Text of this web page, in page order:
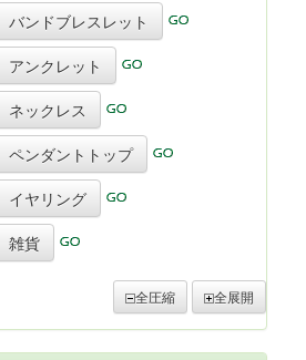
バンドブレスレット
アンクレット
ネックレス
ペンダントトップ
イヤリング
雑貨
全圧縮 全展開